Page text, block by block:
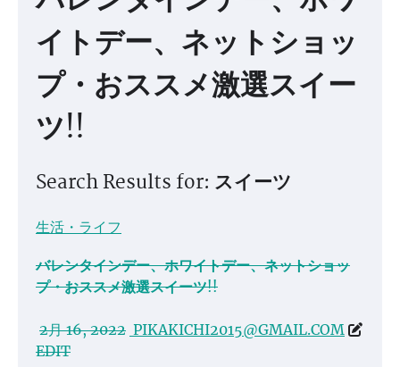
イトデー、ネットショッ
プ・おススメ激選スイー
ツ!!
Search Results for: スイーツ
生活・ライフ
バレンタインデー、ホワイトデー、ネットショッ
プ・おススメ激選スイーツ!!
2月 16, 2022 PIKAKICHI2015@GMAIL.COM
EDIT